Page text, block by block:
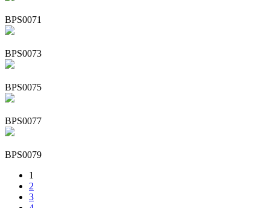
BPS0071
BPS0073
BPS0075
BPS0077
BPS0079
1
2
3